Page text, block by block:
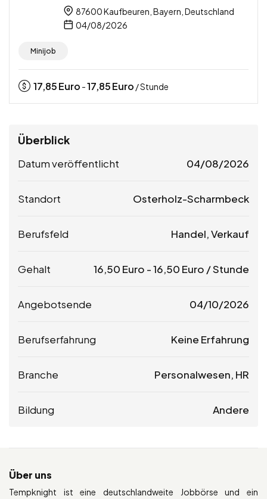
87600 Kaufbeuren, Bayern, Deutschland
04/08/2026
Minijob
17,85Euro -17,85Euro / Stunde
Überblick
Datum veröffentlicht 04/08/2026
Standort Osterholz-Scharmbeck
Berufsfeld Handel, Verkauf
Gehalt 16,50 Euro -16,50 Euro / Stunde
Angebotsende 04/10/2026
Berufserfahrung Keine Erfahrung
Branche Personalwesen, HR
Bildung Andere
Über uns
Tempknight ist eine deutschlandweite Jobbörse und ein